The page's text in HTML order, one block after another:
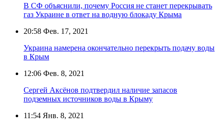
В СФ объяснили, почему Россия не станет перекрывать
газ Украине в ответ на водную блокаду Крыма
20:58 Фев. 17, 2021
Украина намерена окончательно перекрыть подачу воды
в Крым
12:06 Фев. 8, 2021
Сергей Аксёнов подтвердил наличие запасов
подземных источников воды в Крыму
11:54 Янв. 8, 2021